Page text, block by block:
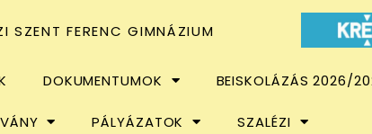
SZENT FERENC GIMNÁZIUM
DOKUMENTUMOK BEISKOLÁZÁS 2026/
PÁLYÁZATOK SZALÉZI